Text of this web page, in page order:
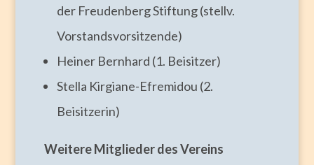
der Freudenberg Stiftung (stellv.
Vorstandsvorsitzende)
Heiner Bernhard (1. Beisitzer)
Stella Kirgiane-Efremidou (2.
Beisitzerin)
Weitere Mitglieder des Vereins